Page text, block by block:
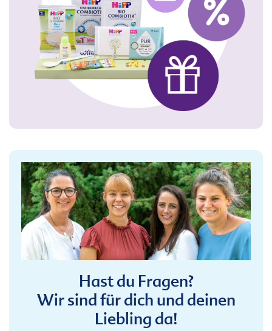
Hast du Fragen?
Wir sind für dich und deinen
Liebling da!